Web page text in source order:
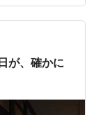
れやすくなり
🌕✨ こちら
受け取りま
が、確かに